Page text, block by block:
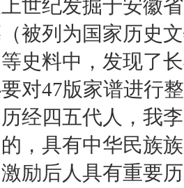
世纪发掘于安徽
被列为国家历史
史料中，发现了
对47版家谱进行
经四五代人，我
，具有中华民族
励后人具有重要